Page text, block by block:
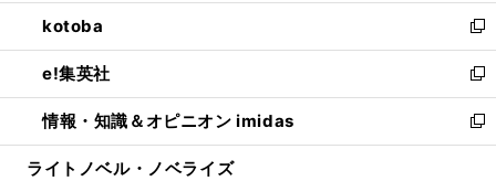
く
で
開
く
ン
ド
ウ
で
開
く
ウ
ィ
ン
ド
ウ
で
開
し
い
ウ
ィ
ン
ド
ウ
kotoba
新
し
い
ウ
ィ
ン
e!集英社
新
し
い
ウ
情報・知識＆オピニオン imidas
新
し
ライトノベル・ノベライズ